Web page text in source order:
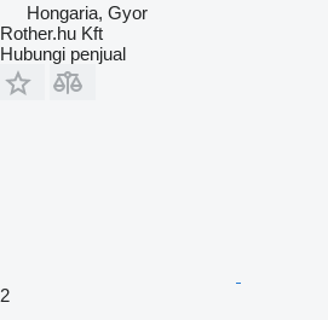
Hongaria, Gyor
Rother.hu Kft
Hubungi penjual
2